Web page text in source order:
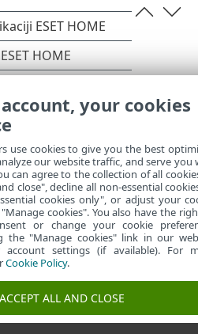
ESET baza znanja ESET Status
s r.o. - Sva prava zadržana.
your cookies
use cookies to give you the best
our website traffic, and serve you
can agree to the collection of all
close", decline all non-essential
cookies only", or adjust your
cookies". You also have the
or change your cookie
the "Manage cookies" link in our
settings (if available). For
Cookie Policy.
ACCEPT ALL AND CLOSE